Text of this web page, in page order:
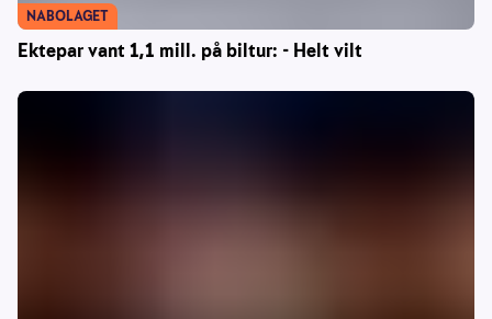
Ektepar vant 1,1 mill. på biltur: - Helt vilt
NABOLAGET